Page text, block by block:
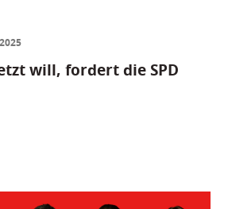
will, fordert die SPD